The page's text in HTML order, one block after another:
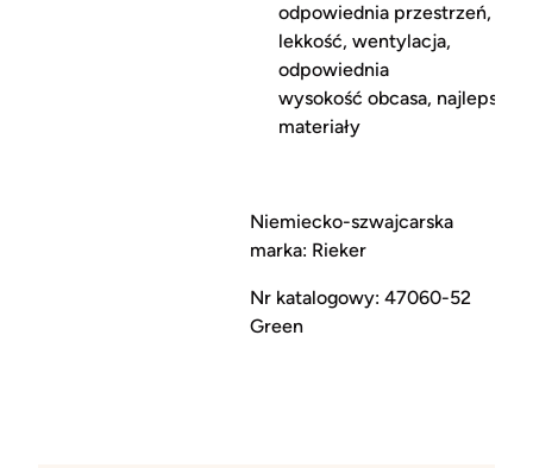
odpowiednia przestrzeń,
lekkość, wentylacja,
odpowiednia
wysokość obcasa, najlepsze
materiały
Niemiecko-szwajcarska
marka: Rieker
Nr katalogowy: 47060-52
Green